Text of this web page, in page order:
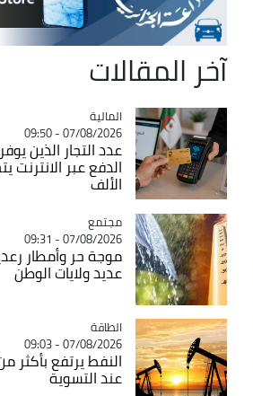
آخر المقالات
Catégorie
المالية
07/08/2026 - 09:50
عدد التجار الذين
الدفع عبر الانترنت
الألف
Catégorie
مجتمع
07/08/2026 - 09:31
موجة حر وأمطار
عديد ولايات الوطن
Catégorie
الطاقة
07/08/2026 - 09:03
عند التسوية